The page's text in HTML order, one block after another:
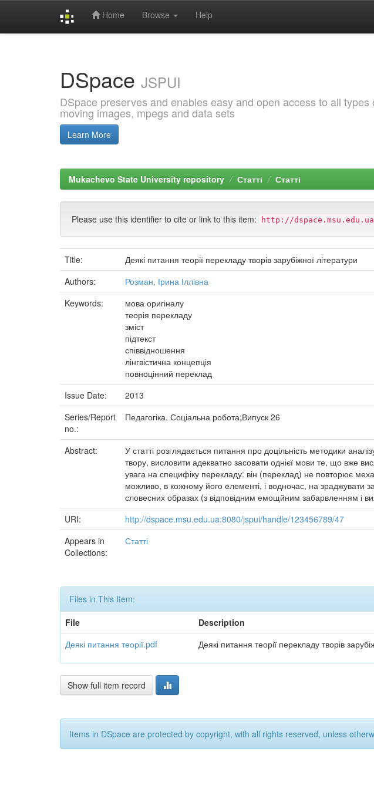
Home Browse Help
DSpace JSPUI
DSpace preserves and enables easy and open access to all
moving images, mpegs and data sets
Learn More
Mukachevo State University repository Статті Статті
Please use this identifier to cite or link to this item: http://
Title:
Деякі питання теорії перекладу творів зарубіжної літератури
Authors:
Розман, Ірина Іллівна
Keywords:
мова оригіналу
теорія перекладу
зміст
підтекст
співвідношення
лінгвістична концепція
повноцінний переклад
Issue Date:
2013
Series/Report
no.:
Педагогіка. Соціальна робота;Випуск 26
Abstract:
У статті розглядається питання про доцільність методики
твору, висловити адекватно засовати однієї мови те, що вже
увага на специфіку перекладу: він (переклад) не повторює
можливо, в кожному його елементі, і водночас, на зраджувати
словесних образах (з відповідним емощйним забарвленням і
URI:
http://dspace.msu.edu.ua:8080/jspui/handle/123456789/47
Appears in
Collections:
Статті
Files in This Item:
File
Description
Деякі питання теорії.pdf
Деякі питання теорії перекладу творів
Show full item record
Items in DSpace are protected by copyright, with all rights reserved, unless